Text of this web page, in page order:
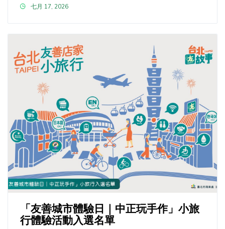
七月 17, 2026
「友善城市體驗日｜中正玩手作」小旅
行體驗活動入選名單